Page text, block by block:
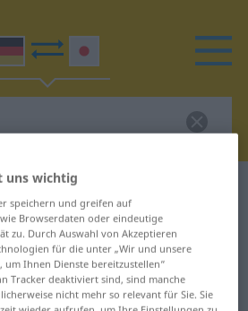
Wörterbuch
Übersetzung
uns wichtig
speichern und greifen auf
Browserdaten oder eindeutige
zu. Durch Auswahl von Akzeptieren
für die unter „Wir und unsere
Ihnen Dienste bereitzustellen“
Tracker deaktiviert sind, sind manche
nicht mehr so relevant für Sie. Sie